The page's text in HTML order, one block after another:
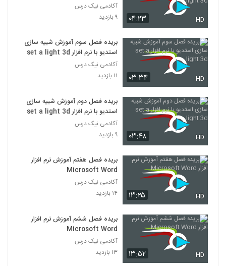
۰۴:۲۳ HD
آکادمی نیک درس
۹ بازدید
۰۳:۳۴ HD
بریده فصل سوم آموزش شبیه سازی
استدیو با نرم افزار set a light 3d
آکادمی نیک درس
۱۱ بازدید
۰۳:۴۸ HD
بریده فصل دوم آموزش شبیه سازی
استدیو با نرم افزار set a light 3d
آکادمی نیک درس
۹ بازدید
۱۳:۲۵ HD
بریده فصل هفتم آموزش نرم افزار
Microsoft Word
آکادمی نیک درس
۱۴ بازدید
۱۳:۵۲ HD
بریده فصل ششم آموزش نرم افزار
Microsoft Word
آکادمی نیک درس
۱۳ بازدید